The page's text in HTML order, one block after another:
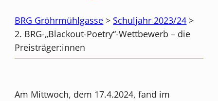
BRG Gröhrmühlgasse > Schuljahr 2023/24 >
2. BRG-„Blackout-Poetry“-Wettbewerb – die
Preisträger:innen
Am Mittwoch, dem 17.4.2024, fand im